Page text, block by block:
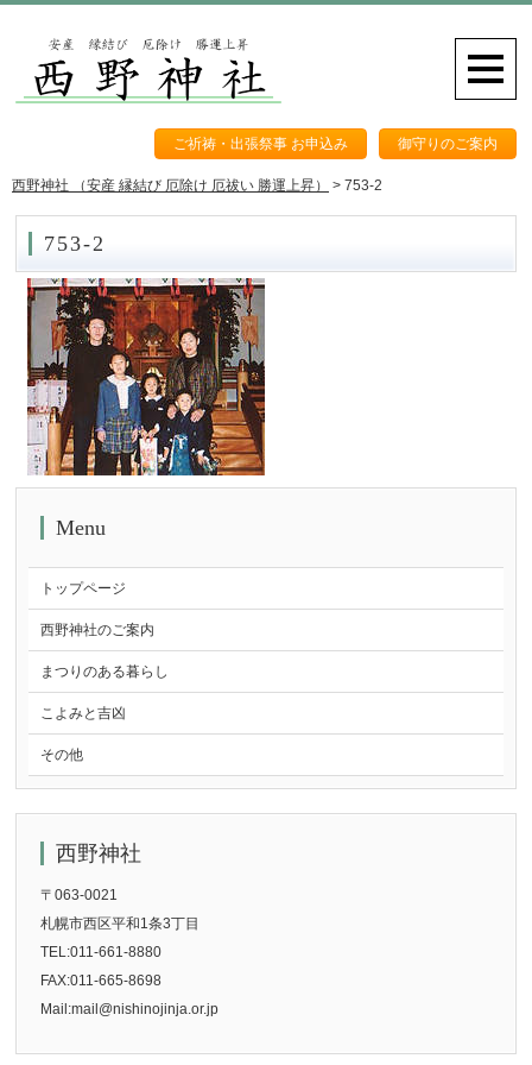
ご祈祷・出張祭事 お申込み 御守りのご案内
西野神社 （安産 縁結び 厄除け 厄祓い 勝運上昇） > 753-2
753-2
Menu
トップページ
西野神社のご案内
まつりのある暮らし
こよみと吉凶
その他
西野神社
〒063-0021
札幌市西区平和1条3丁目
TEL:011-661-8880
FAX:011-665-8698
Mail:mail@nishinojinja.or.jp